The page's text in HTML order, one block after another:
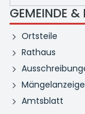
GEMEINDE &
Ortsteile
Rathaus
Mängelanzeige
Amtsblatt